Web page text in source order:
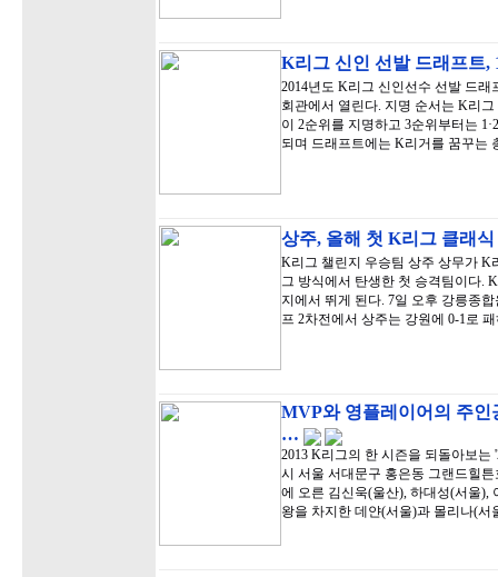
K리그 신인 선발 드래프트,
2014년도 K리그 신인선수 선발 드래
회관에서 열린다. 지명 순서는 K리
이 2순위를 지명하고 3순위부터는
되며 드래프트에는 K리거를 꿈꾸는
상주, 올해 첫 K리그 클래
K리그 챌린지 우승팀 상주 상무가 K
그 방식에서 탄생한 첫 승격팀이다.
지에서 뛰게 된다. 7일 오후 강릉종
프 2차전에서 상주는 강원에 0-1로
MVP와 영플레이어의 주인
…
2013 K리그의 한 시즌을 되돌아보는
시 서울 서대문구 홍은동 그랜드힐
에 오른 김신욱(울산), 하대성(서울),
왕을 차지한 데얀(서울)과 몰리나(